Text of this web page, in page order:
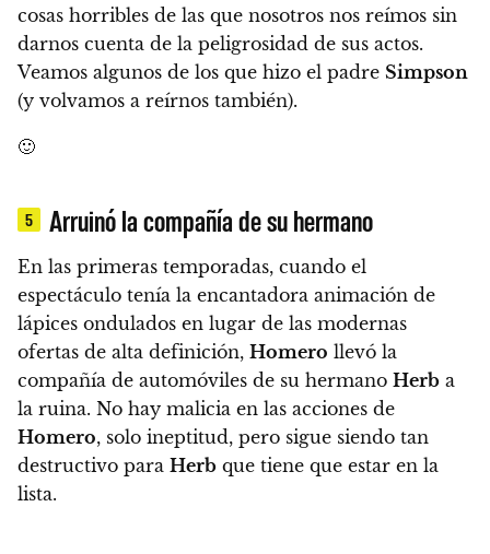
cosas horribles de las que nosotros nos reímos sin
darnos cuenta de la peligrosidad de sus actos.
Veamos algunos de los que hizo el padre Simpson
(y volvamos a reírnos también).
🙂
5 Arruinó la compañía de su hermano
En las primeras temporadas, cuando el
espectáculo tenía la encantadora animación de
lápices ondulados en lugar de las modernas
ofertas de alta definición, Homero llevó la
compañía de automóviles de su hermano Herb a
la ruina. No hay malicia en las acciones de
Homero, solo ineptitud, pero sigue siendo tan
destructivo para Herb que tiene que estar en la
lista.